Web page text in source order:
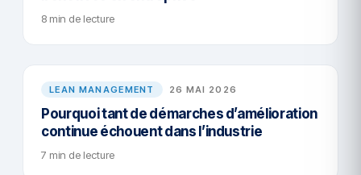
8 min de lecture
LEAN MANAGEMENT 26 MAI 2026
Pourquoi tant de démarches d’amélioration
continue échouent dans l’industrie
7 min de lecture